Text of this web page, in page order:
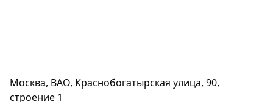
Москва, ВАО, Краснобогатырская улица, 90,
строение 1